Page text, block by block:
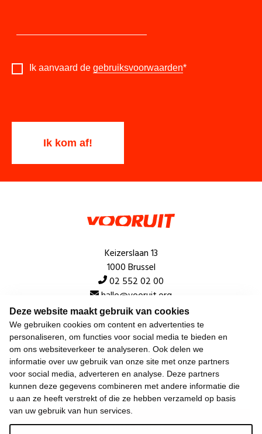
Deze website maakt gebruik van cookies
We gebruiken cookies om content en advertenties te
personaliseren, om functies voor social media te bieden en
om ons websiteverkeer te analyseren. Ook delen we
informatie over uw gebruik van onze site met onze partners
voor social media, adverteren en analyse. Deze partners
kunnen deze gegevens combineren met andere informatie die
u aan ze heeft verstrekt of die ze hebben verzameld op basis
van uw gebruik van hun services.
Ik aanvaard de gebruiksvoorwaarden*
Keizerslaan 13
1000 Brussel
02 552 02 00
hallo@vooruit.org
Snel
Over de beweging
Algemeen
Laatste nieuws